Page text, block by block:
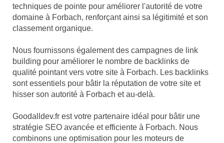
techniques de pointe pour améliorer l'autorité de votre
domaine à Forbach, renforçant ainsi sa légitimité et son
classement organique.
Nous fournissons également des campagnes de link
building pour améliorer le nombre de backlinks de
qualité pointant vers votre site à Forbach. Les backlinks
sont essentiels pour bâtir la réputation de votre site et
hisser son autorité à Forbach et au-delà.
Goodalldev.fr est votre partenaire idéal pour bâtir une
stratégie SEO avancée et efficiente à Forbach. Nous
combinons une optimisation pour les moteurs de